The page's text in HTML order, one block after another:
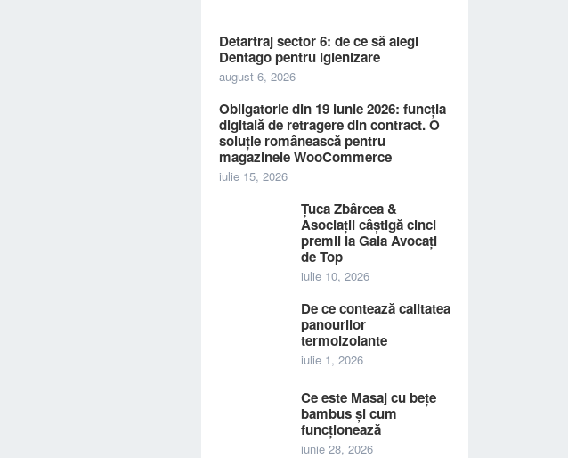
Detartraj sector 6: de ce să alegi
Dentago pentru igienizare
august 6, 2026
Obligatorie din 19 iunie 2026: funcția
digitală de retragere din contract. O
soluție românească pentru
magazinele WooCommerce
iulie 15, 2026
Țuca Zbârcea &
Asociații câștigă cinci
premii la Gala Avocați
de Top
iulie 10, 2026
De ce contează calitatea
panourilor
termoizolante
iulie 1, 2026
Ce este Masaj cu bețe
bambus și cum
funcționează
iunie 28, 2026